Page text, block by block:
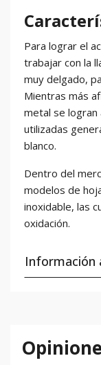
Para lograr el
trabajar con la
muy delgado,
Mientras más
metal se
utilizadas
blanco.
Dentro del
modelos de
inoxidable, las
oxidación.
Información